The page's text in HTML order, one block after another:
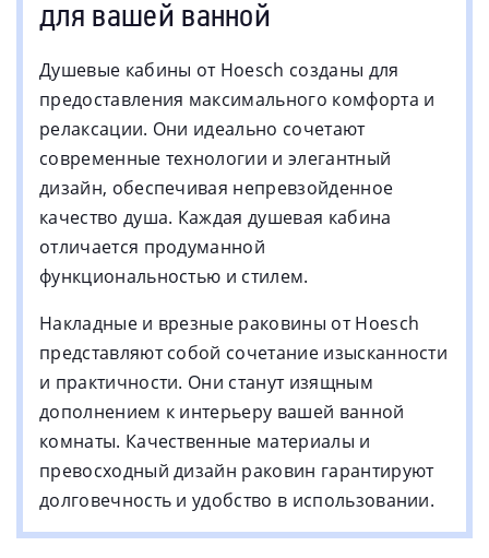
для вашей ванной
Душевые кабины от Hoesch созданы для
предоставления максимального комфорта и
релаксации. Они идеально сочетают
современные технологии и элегантный
дизайн, обеспечивая непревзойденное
качество душа. Каждая душевая кабина
отличается продуманной
функциональностью и стилем.
Накладные и врезные раковины от Hoesch
представляют собой сочетание изысканности
и практичности. Они станут изящным
дополнением к интерьеру вашей ванной
комнаты. Качественные материалы и
превосходный дизайн раковин гарантируют
долговечность и удобство в использовании.